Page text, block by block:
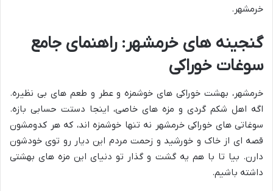
خرمشهر.
گنجینه های خرمشهر: راهنمای جامع
سوغات خوراکی
خرمشهر، بهشت خوراکی های خوشمزه و عطر و طعم های بی نظیره.
اگه اهل شکم گردی و مزه های خاصی، اینجا دستت حسابی بازه.
سوغاتی های خوراکی خرمشهر نه تنها خوشمزه اند، که هر کدومشون
قصه ای از خاک و خورشید و زحمت مردم این دیار رو توی خودشون
دارن. بیا تا با هم یه گشت و گذار تو دنیای این مزه های بهشتی
داشته باشیم.